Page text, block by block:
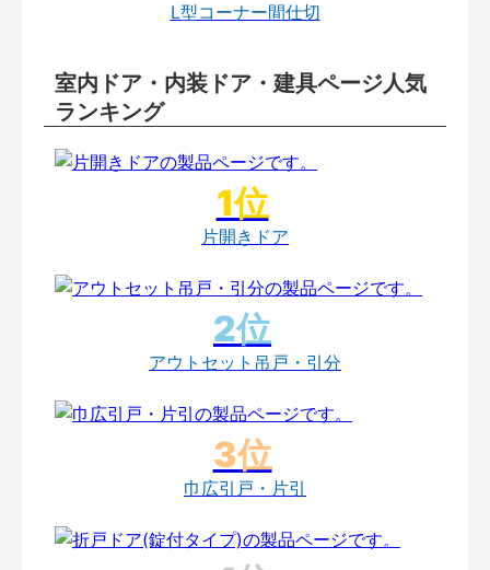
L型コーナー間仕切
室内ドア・内装ドア・建具ページ人気
ランキング
片開きドア
アウトセット吊戸・引分
巾広引戸・片引